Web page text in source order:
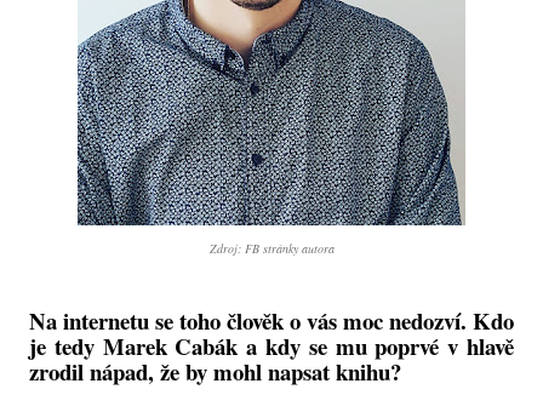
Zdroj: FB stránky autora
Na internetu se toho člověk o vás moc nedozví. Kdo
je tedy Marek Cabák a kdy se mu poprvé v hlavě
zrodil nápad, že by mohl napsat knihu?